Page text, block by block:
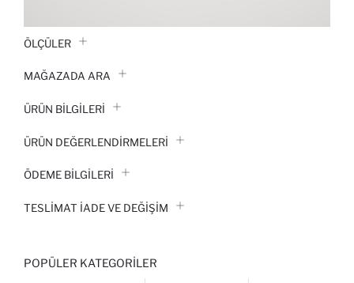
ÖLÇÜLER
MAĞAZADA ARA
ÜRÜN BILGILERI
ÜRÜN DEĞERLENDİRMELERİ
ÖDEME BİLGİLERİ
TESLIMAT İADE VE DEĞIŞIM
POPÜLER KATEGORILER